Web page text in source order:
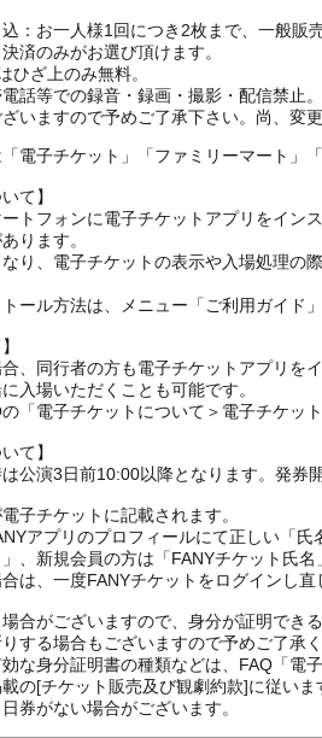
：お一人様1回につき2枚まで、一般販
済のみがお選び頂けます。
ざ上のみ無料。
話等での録音・録画・撮影・配信禁止。
いますので予めご了承下さい。尚、変
電子チケット」「ファミリーマート」
て】
トフォンに電子チケットアプリをイ
ります。
り、電子チケットの表示や入場処理
ール方法は、メニュー「ご利用ガイド」
、同行者の方も電子チケットアプリを
入場いただくことも可能です。
「電子チケットについて＞電子チケッ
て】
公演3日前10:00以降となります。発券
子チケットに記載されます。
アプリのプロフィールにて正しい「
、新規会員の方は「FANYチケット氏名
は、一度FANYチケットをログインし
合がございますので、身分が証明できる
する場合もございますので予めご了承く
な身分証明書の種類などは、FAQ「電
の[チケット販売及び観劇約款]に従いま
券がない場合がございます。